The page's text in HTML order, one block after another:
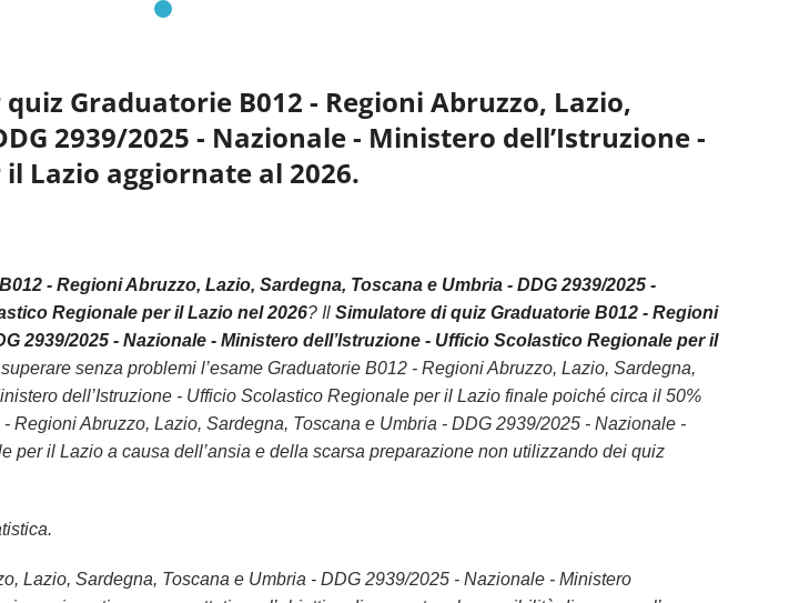
Graduatorie B012 - Regioni Abruzzo, Lazio,
2939/2025 - Nazionale - Ministero dell’Istruzione -
Lazio aggiornate al 2026.
- Regioni Abruzzo, Lazio, Sardegna, Toscana e Umbria - DDG 2939/2025 -
Regionale per il Lazio nel 2026? Il Simulatore di quiz Graduatorie B012 - Regioni
2939/2025 - Nazionale - Ministero dell’Istruzione - Ufficio Scolastico Regionale per il
senza problemi l’esame Graduatorie B012 - Regioni Abruzzo, Lazio, Sardegna,
dell’Istruzione - Ufficio Scolastico Regionale per il Lazio finale poiché circa il 50%
Regioni Abruzzo, Lazio, Sardegna, Toscana e Umbria - DDG 2939/2025 - Nazionale -
per il Lazio a causa dell’ansia e della scarsa preparazione non utilizzando dei quiz
Lazio, Sardegna, Toscana e Umbria - DDG 2939/2025 - Nazionale - Ministero